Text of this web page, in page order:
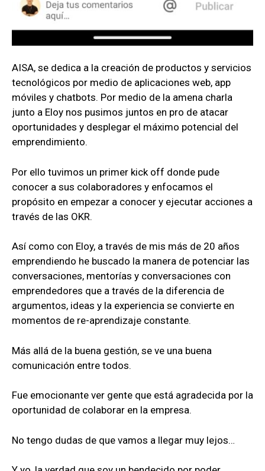
AISA, se dedica a la creación de productos y servicios
tecnológicos por medio de aplicaciones web, app
móviles y chatbots. Por medio de la amena charla
junto a Eloy nos pusimos juntos en pro de atacar
oportunidades y desplegar el máximo potencial del
emprendimiento.
Por ello tuvimos un primer kick off donde pude
conocer a sus colaboradores y enfocamos el
propósito en empezar a conocer y ejecutar acciones a
través de las OKR.
Así como con Eloy, a través de mis más de 20 años
emprendiendo he buscado la manera de potenciar las
conversaciones, mentorías y conversaciones con
emprendedores que a través de la diferencia de
argumentos, ideas y la experiencia se convierte en
momentos de re-aprendizaje constante.
Más allá de la buena gestión, se ve una buena
comunicación entre todos.
Fue emocionante ver gente que está agradecida por la
oportunidad de colaborar en la empresa.
No tengo dudas de que vamos a llegar muy lejos…